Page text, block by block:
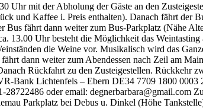
mit der Abholung der Gäste an den
und Kaffee i. Preis enthalten). Danach fährt der
Bus fährt dann weiter zum Bus-Parkplatz (Nähe
13.00 Uhr besteht die Möglichkeit das
die Weine vor. Musikalisch wird das
dann weiter zum Abendessen nach Zeil am
Rückfahrt zu den Zusteigestellen. Rückkehr
Bank Lichtenfels – Ebern DE34 7709 1800
oder email: degnerbarbara@gmail.com
Parkplatz bei Debus u. Dinkel (Höhe